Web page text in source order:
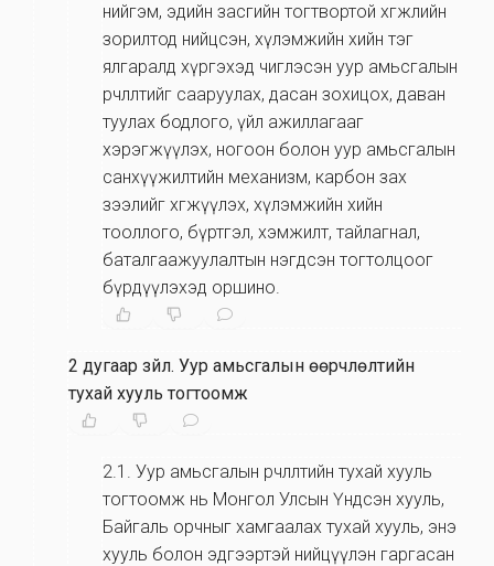
нийгэм, эдийн засгийн тогтвортой хөгжлийн
зорилтод нийцсэн, хүлэмжийн хийн тэг
ялгаралд хүргэхэд чиглэсэн уур амьсгалын
өөрчлөлтийг сааруулах, дасан зохицох, даван
туулах бодлого, үйл ажиллагааг
хэрэгжүүлэх, ногоон болон уур амьсгалын
санхүүжилтийн механизм, карбон зах
зээлийг хөгжүүлэх, хүлэмжийн хийн
тооллого, бүртгэл, хэмжилт, тайлагнал,
баталгаажуулалтын нэгдсэн тогтолцоог
бүрдүүлэхэд оршино.
2 дугаар зүйл. Уур амьсгалын өөрчлөлтийн
тухай хууль тогтоомж
2.1 . Уур амьсгалын өөрчлөлтийн тухай хууль
тогтоомж нь Монгол Улсын Үндсэн хууль,
Байгаль орчныг хамгаалах тухай хууль, энэ
хууль болон эдгээртэй нийцүүлэн гаргасан